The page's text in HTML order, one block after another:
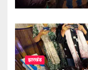
झारखंड